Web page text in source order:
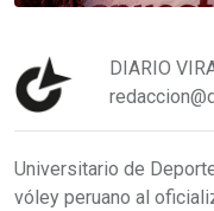
DIARIO
Universitario de
vóley peruano al